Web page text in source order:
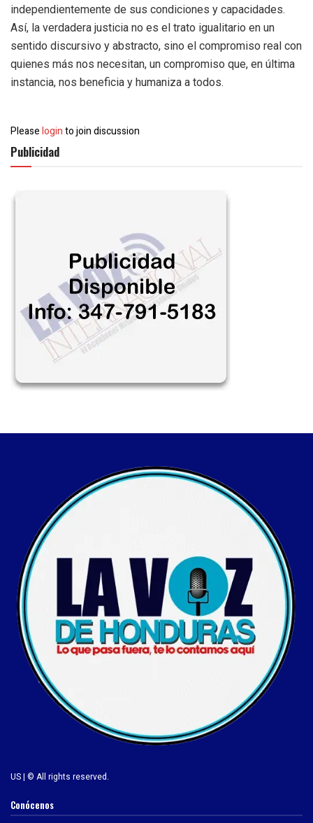
independientemente de sus condiciones y capacidades.
Así, la verdadera justicia no es el trato igualitario en un
sentido discursivo y abstracto, sino el compromiso real con
quienes más nos necesitan, un compromiso que, en última
instancia, nos beneficia y humaniza a todos.
Pleaseloginto join discussion
Publicidad
US | © All rights reserved.
Conócenos